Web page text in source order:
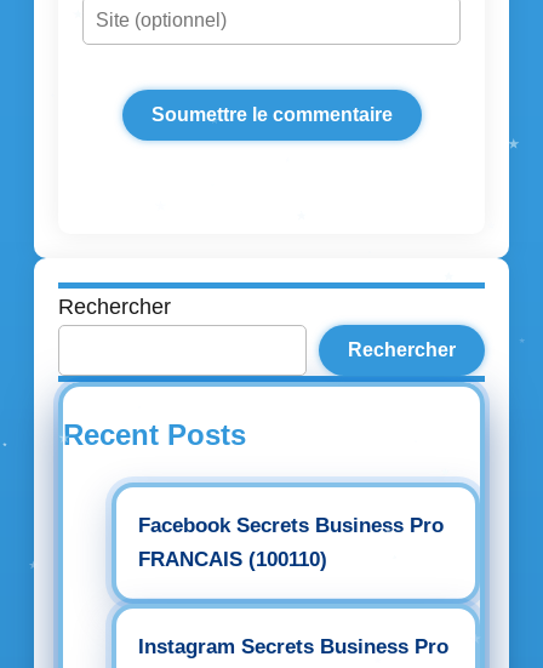
Rechercher
Rechercher
Recent Posts
Facebook Secrets Business Pro
FRANCAIS (100110)
Instagram Secrets Business Pro